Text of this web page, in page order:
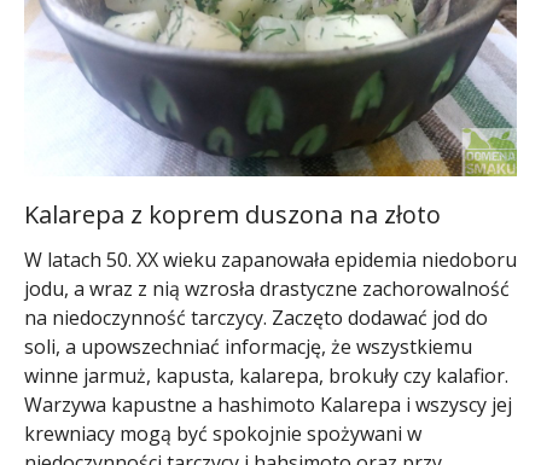
Kalarepa z koprem duszona na złoto
W latach 50. XX wieku zapanowała epidemia niedoboru
jodu, a wraz z nią wzrosła drastyczne zachorowalność
na niedoczynność tarczycy. Zaczęto dodawać jod do
soli, a upowszechniać informację, że wszystkiemu
winne jarmuż, kapusta, kalarepa, brokuły czy kalafior.
Warzywa kapustne a hashimoto Kalarepa i wszyscy jej
krewniacy mogą być spokojnie spożywani w